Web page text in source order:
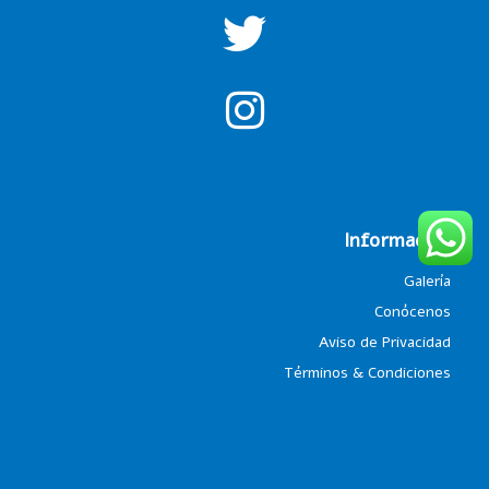
Información
Galería
Conócenos
Aviso de Privacidad
Términos & Condiciones